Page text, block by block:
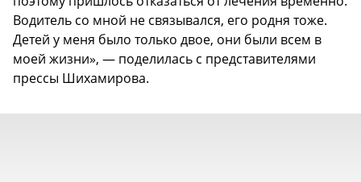
Водитель со мной не связывался, его родня тоже.
Детей у меня было только двое, они были всем в
моей жизни», — поделилась с представителями
прессы Шихамирова.